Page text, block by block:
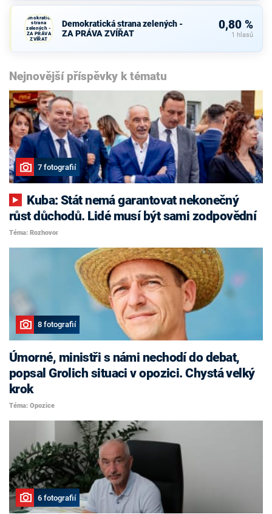
Demokratická
strana
zelených -
ZA PRÁVA
ZVÍŘAT
Demokratická strana zelených -
ZA PRÁVA ZVÍŘAT
0,80 %
1 hlasů
Nejnovější příspěvky k tématu
7 fotografií
růst důchodů. Lidé musí být sami zodpovědní
Téma: Rozhovor
8 fotografií
Úmorné, ministři s námi nechodí do debat,
popsal Grolich situaci v opozici. Chystá velký
krok
Téma: Opozice
6 fotografií